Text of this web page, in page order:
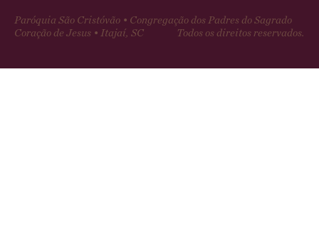
Paróquia São Cristóvão • Congregação dos Padres do Sagrado
Coração de Jesus • Itajaí, SC
Todos os direitos reservados.